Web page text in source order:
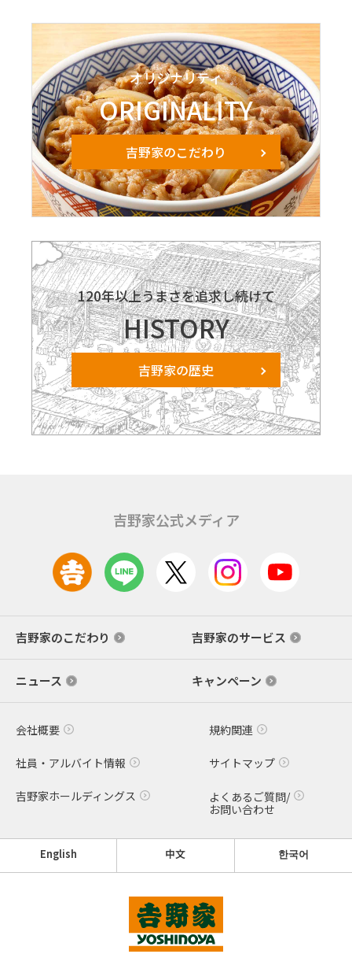
オリジナリティ
ORIGINALITY
吉野家のこだわり
120年以上うまさを追求し続けて
HISTORY
吉野家の歴史
吉野家公式メディア
吉野家のこだわり 吉野家のサービス
ニュース キャンペーン
会社概要 規約関連
社員・アルバイト情報 サイトマップ
吉野家ホールディングス
よくあるご質問/
お問い合わせ
English 中文 한국어